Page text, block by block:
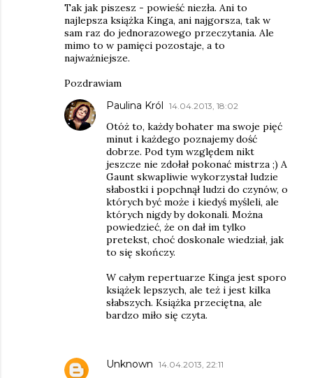
Tak jak piszesz - powieść niezła. Ani to
najlepsza książka Kinga, ani najgorsza, tak w
sam raz do jednorazowego przeczytania. Ale
mimo to w pamięci pozostaje, a to
najważniejsze.
Pozdrawiam
Paulina Król 14.04.2013, 18:02
Otóż to, każdy bohater ma swoje pięć
minut i każdego poznajemy dość
dobrze. Pod tym względem nikt
jeszcze nie zdołał pokonać mistrza ;) A
Gaunt skwapliwie wykorzystał ludzie
słabostki i popchnął ludzi do czynów, o
których być może i kiedyś myśleli, ale
których nigdy by dokonali. Można
powiedzieć, że on dał im tylko
pretekst, choć doskonale wiedział, jak
to się skończy.
W całym repertuarze Kinga jest sporo
książek lepszych, ale też i jest kilka
słabszych. Książka przeciętna, ale
bardzo miło się czyta.
Unknown 14.04.2013, 22:11